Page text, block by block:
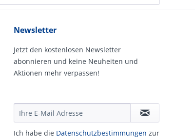
Newsletter
Jetzt den kostenlosen Newsletter
abonnieren und keine Neuheiten und
Aktionen mehr verpassen!
Ich habe die Daten­schutz­be­stim­mungen zur